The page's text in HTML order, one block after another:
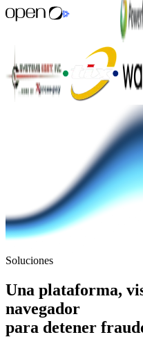
Soluciones
Una plataforma,
navegador
para detener